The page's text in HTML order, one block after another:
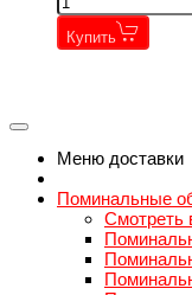
Купить
Меню доставки
Поминальные
Смотреть